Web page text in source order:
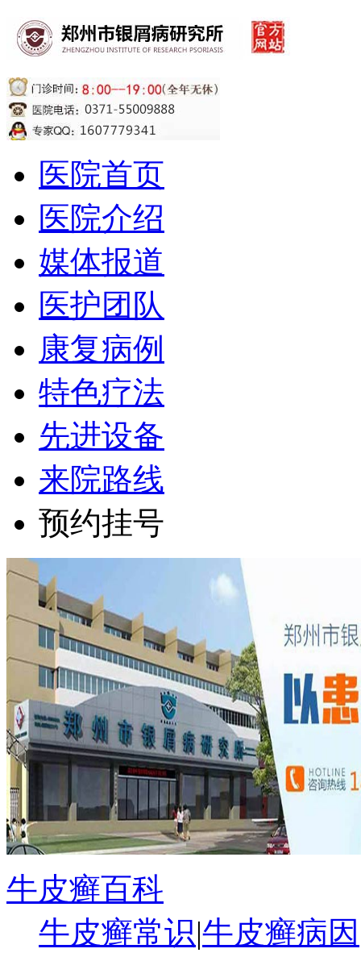
医院首页
医院介绍
媒体报道
医护团队
康复病例
特色疗法
先进设备
来院路线
预约挂号
牛皮癣百科
牛皮癣常识|牛皮癣病因